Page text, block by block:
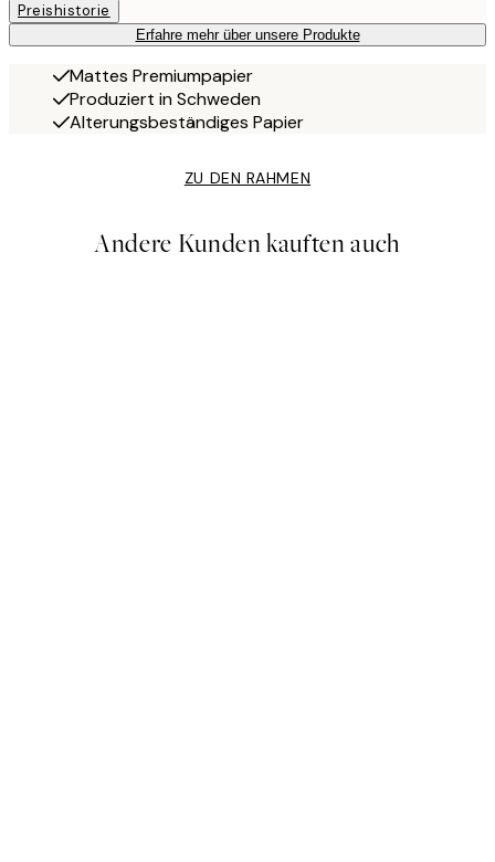
Preishistorie
Erfahre mehr über unsere Produkte
Mattes Premiumpapier
Produziert in Schweden
Alterungsbeständiges Papier
ZU DEN RAHMEN
Andere Kunden kauften auch